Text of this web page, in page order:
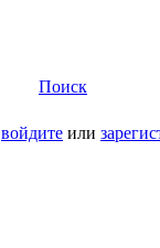
Поиск
войдите или